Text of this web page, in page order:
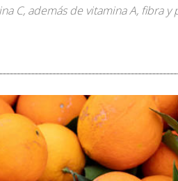
C, además de vitamina A, fibra